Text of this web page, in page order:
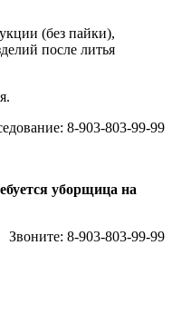
(без пайки),
после литья
8-903-803-99-99
уборщица на
Звоните: 8-903-803-99-99